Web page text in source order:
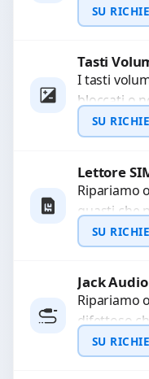
SU
Tasti
I tasti
bloccati o
servizio di
con
SU
Lettore
Ripariamo
guasti che
ricambi
SU
Jack Audio
Ripariamo
difettoso
sonora o
e
SU